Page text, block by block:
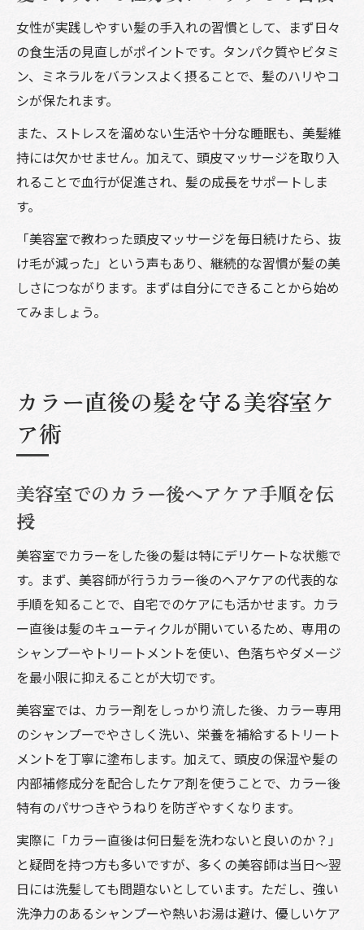
女性が実践しやすい髪の手入れの習慣として、まず日々
の食生活の見直しがポイントです。タンパク質やビタミ
ン、ミネラルをバランスよく摂ることで、髪のハリやコ
シが保たれます。
また、ストレスを溜めない生活や十分な睡眠も、美髪維
持には欠かせません。加えて、頭皮マッサージを取り入
れることで血行が促進され、髪の成長をサポートしま
す。
「美容室で教わった頭皮マッサージを毎日続けたら、抜
け毛が減った」という声もあり、継続的な習慣が髪の美
しさにつながります。まずは自分にできることから始め
てみましょう。
カラー直後の髪を守る美容室ケ
ア術
美容室でのカラー後ヘアケア手順を伝
授
美容室でカラーをした後の髪は特にデリケートな状態で
す。まず、美容師が行うカラー後のヘアケアの代表的な
手順を知ることで、自宅でのケアにも活かせます。カラ
ー直後は髪のキューティクルが開いているため、専用の
シャンプーやトリートメントを使い、色落ちやダメージ
を最小限に抑えることが大切です。
美容室では、カラー剤をしっかり流した後、カラー専用
のシャンプーでやさしく洗い、栄養を補給するトリート
メントを丁寧に塗布します。加えて、頭皮の保湿や髪の
内部補修成分を配合したケア剤を使うことで、カラー後
特有のパサつきやうねりを防ぎやすくなります。
実際に「カラー直後は何日髪を洗わないと良いのか？」
と疑問を持つ方も多いですが、多くの美容師は当日〜翌
日には洗髪しても問題ないとしています。ただし、強い
洗浄力のあるシャンプーや熱いお湯は避け、優しいケア